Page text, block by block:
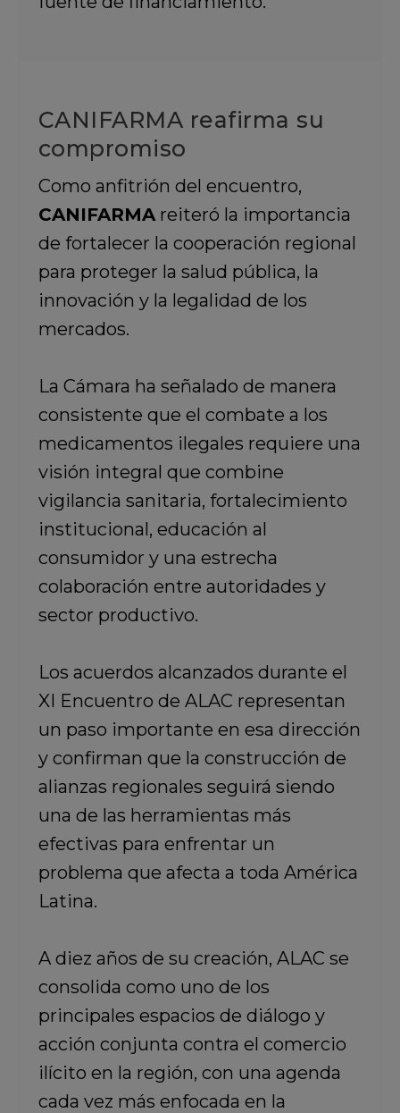
CANIFARMA reafirma su
compromiso
Como anfitrión del encuentro,
CANIFARMAreiteró la importancia
de fortalecer la cooperación regional
para proteger la salud pública, la
innovación y la legalidad de los
mercados.
La Cámara ha señalado de manera
consistente que el combate a los
medicamentos ilegales requiere una
visión integral que combine
vigilancia sanitaria, fortalecimiento
institucional, educación al
consumidor y una estrecha
colaboración entre autoridades y
sector productivo.
Los acuerdos alcanzados durante el
XI Encuentro de ALAC representan
un paso importante en esa dirección
y confirman que la construcción de
alianzas regionales seguirá siendo
una de las herramientas más
efectivas para enfrentar un
problema que afecta a toda América
Latina.
A diez años de su creación, ALAC se
consolida como uno de los
principales espacios de diálogo y
acción conjunta contra el comercio
ilícito en la región, con una agenda
cada vez más enfocada en la